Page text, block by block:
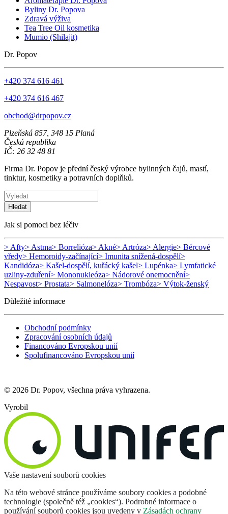
Byliny Dr. Popova
Zdravá výživa
Tea Tree Oil kosmetika
Mumio (Shilajit)
Dr. Popov
+420 374 616 461
+420 374 616 467
obchod@drpopov.cz
Plzeňská 857, 348 15 Planá
Česká republika
IČ: 26 32 48 81
Firma Dr. Popov je přední český výrobce bylinných čajů, mastí,
tinktur, kosmetiky a potravních doplňků.
Hledat
Jak si pomoci bez léčiv
> Afty> Astma> Borrelióza> Akné> Artróza> Alergie> Bércové
vředy> Hemoroidy-začínající> Imunita snížená-dospělí>
Kandidóza> Kašel-dospělí, kuřácký kašel> Lupénka> Lymfatické
uzliny-zduření> Mononukleóza> Nádorové onemocnění>
Nespavost> Prostata> Salmonelóza> Trombóza> Výtok-ženský
Důležité informace
Obchodní podmínky
Zpracování osobních údajů
Financováno Evropskou unií
Spolufinancováno Evropskou unií
© 2026 Dr. Popov, všechna práva vyhrazena.
Vyrobil
Vaše nastavení souborů cookies
Na této webové stránce používáme soubory cookies a podobné
technologie (společně též „cookies“). Podrobné informace o
používání souborů cookies jsou uvedeny v Zásadách ochrany